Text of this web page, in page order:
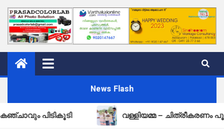
News Flash
വള്ളിയമ്മ – ചിത്രീകരണം